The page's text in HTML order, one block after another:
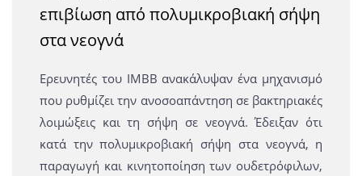
επιβίωση από πολυμικροβιακή σήψη
στα νεογνά
Ερευνητές του ΙΜΒΒ ανακάλυψαν ένα μηχανισμό
που ρυθμίζει την ανοσοαπάντηση σε βακτηριακές
λοιμώξεις και τη σήψη σε νεογνά. Έδειξαν ότι
κατά την πολυμικροβιακή σήψη στα νεογνά, η
παραγωγή και κινητοποίηση των ουδετρόφιλων,